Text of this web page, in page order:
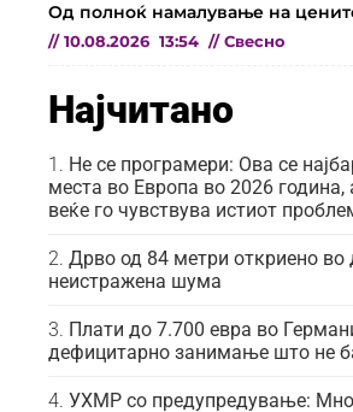
Од полноќ намалување на
// 10.08.2026 13:54 // Свесно
Најчитано
Не се програмери: Ова се
места во Европа во 2026 година,
веќе го чувствува истиот
Дрво од 84 метри откриено во
неистражена шума
Плати до 7.700 евра во
дефицитарно занимање што не
УХМР со предупредување: